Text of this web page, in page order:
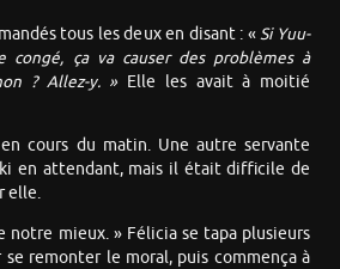
tous les deux en disant : «Si Yuu-
ça va causer des problèmes à
? Allez-y. » Elle les avait à moitié
cours du matin. Une autre servante
en attendant, mais il était difficile de
elle.
notre mieux. » Félicia se tapa plusieurs
se remonter le moral, puis commença à